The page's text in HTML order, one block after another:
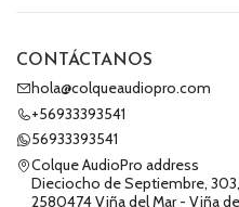
CONTÁCTANOS
hola@colqueaudiopro.com
+56933393541
56933393541
Colque AudioPro address
Dieciocho de Septiembre, 303,
2580474 Viña del Mar - Viña